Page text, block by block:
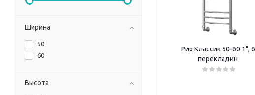
Рио Классик 50-60 1", 6
перекладин
Ширина
50
60
Высота